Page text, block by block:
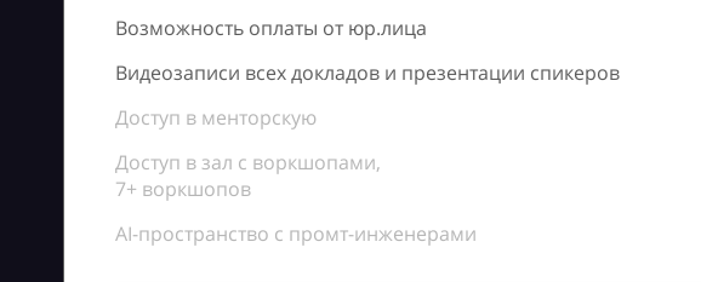
Возможность оплаты от юр.лица
Видеозаписи всех докладов и презентации спикеров
Доступ в менторскую
Доступ в зал с воркшопами,
7+ воркшопов
AI-пространство с промт-инженерами